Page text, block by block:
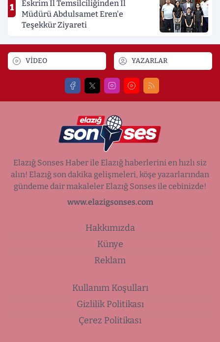
1
Eskrim İl Temsilciliğinden İl
Müdürü Abdulsamet Eren'e
Teşekkür Ziyareti
VİDEO YAZARLAR
Elazığ Sonses Haber ile Elazığ haberlerini en hızlı siz
alın! Elazığ son dakika gelişmeleri, köşe yazarlarından
gündeme dair makaleler Elazığ Sonses ile cebinizde!
www.elazigsonses.com
Hakkımızda
Künye
Reklam
Kullanım Koşulları
Gizlilik Politikası
Çerez Politikası